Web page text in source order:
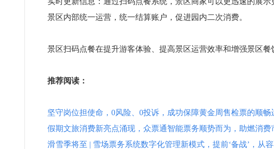
景区内部统一运营，统一结算账户，促进园内二次消费。
景区扫码点餐在提升游客体验、提高景区运营效率和增强景区
推荐阅读：
坚守岗位担使命，0风险、0投诉，成功保障黄金周售检票的顺畅
假期文旅消费新亮点涌现，众票通智能票务顺势而为，助燃消费
滑雪季将至 | 雪场票务系统数字化管理新模式，提前‘备战’，从